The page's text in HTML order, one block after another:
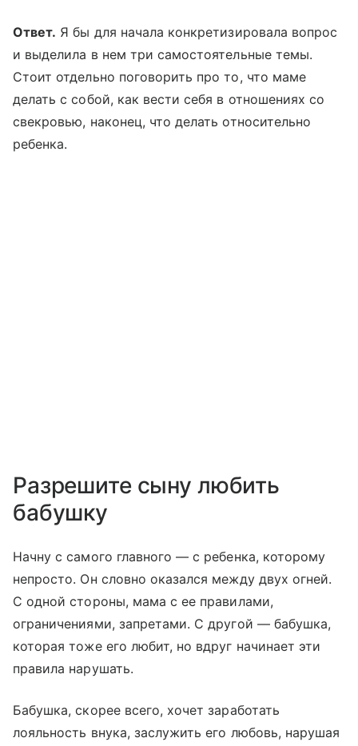
Ответ. Я бы для начала конкретизировала вопрос
и выделила в нем три самостоятельные темы.
Стоит отдельно поговорить про то, что маме
делать с собой, как вести себя в отношениях со
свекровью, наконец, что делать относительно
ребенка.
Разрешите сыну любить
бабушку
Начну с самого главного — с ребенка, которому
непросто. Он словно оказался между двух огней.
С одной стороны, мама с ее правилами,
ограничениями, запретами. С другой — бабушка,
которая тоже его любит, но вдруг начинает эти
правила нарушать.
Бабушка, скорее всего, хочет заработать
лояльность внука, заслужить его любовь, нарушая